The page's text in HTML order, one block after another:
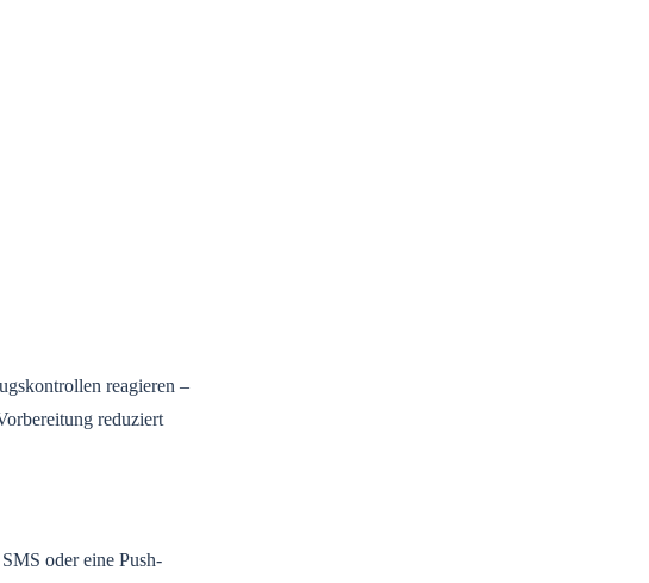
reagieren –
reduziert
oder eine Push-